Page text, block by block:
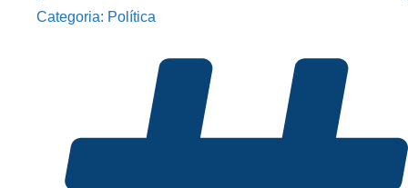
Categoria: Política